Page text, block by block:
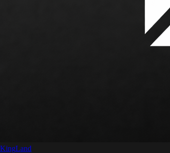
KingLand